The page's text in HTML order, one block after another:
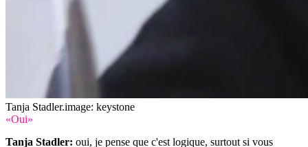
Tanja Stadler.image: keystone
«Oui»
Tanja Stadler: oui, je pense que c'est logique, surtout si vous